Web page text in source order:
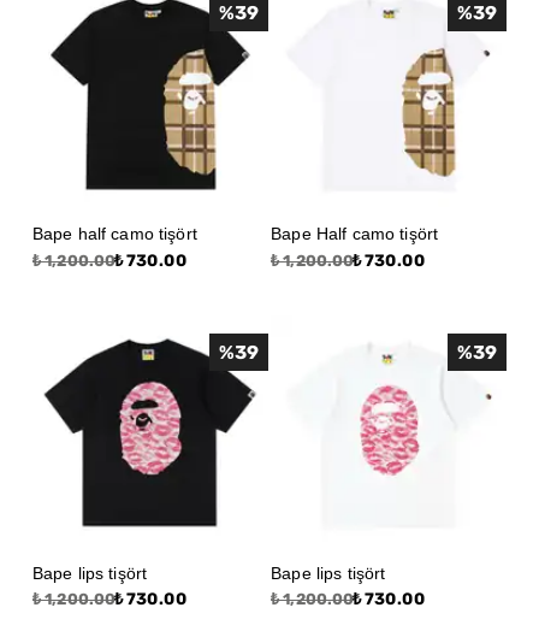
Bape half camo tişört
₺ 1,200.00₺ 730.00
%39
Bape Half camo tişört
₺ 1,200.00₺ 730.00
%39
Bape lips tişört
₺ 1,200.00₺ 730.00
%39
Bape lips tişört
₺ 1,200.00₺ 730.00
%39